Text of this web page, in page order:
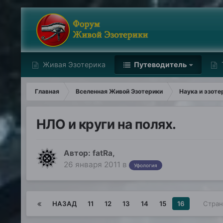
Живая Эзотерика Путеводитель
Главная Вселенная Живой Эзотерики Наука и
НЛО и круги на полях.
Автор: fatRa,
26 января 2011 в Уфология
НАЗАД 11 12 13 14 15 16